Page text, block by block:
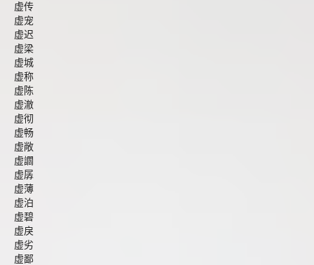
虚传
虚宠
虚迟
虚梁
虚城
虚称
虚陈
虚澈
虚彻
虚畅
虚敞
虚讇
虚孱
虚薄
虚泊
虚碧
虚戾
虚劣
虚鄙